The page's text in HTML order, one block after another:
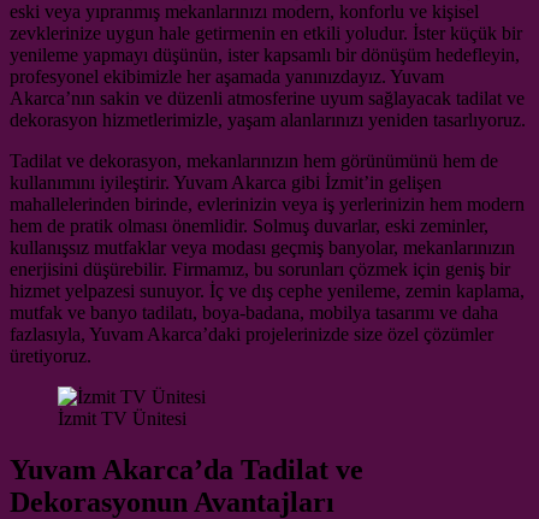
eski veya yıpranmış mekanlarınızı modern, konforlu ve kişisel
zevklerinize uygun hale getirmenin en etkili yoludur. İster küçük bir
yenileme yapmayı düşünün, ister kapsamlı bir dönüşüm hedefleyin,
profesyonel ekibimizle her aşamada yanınızdayız. Yuvam
Akarca’nın sakin ve düzenli atmosferine uyum sağlayacak tadilat ve
dekorasyon hizmetlerimizle, yaşam alanlarınızı yeniden tasarlıyoruz.
Tadilat ve dekorasyon, mekanlarınızın hem görünümünü hem de
kullanımını iyileştirir. Yuvam Akarca gibi İzmit’in gelişen
mahallelerinden birinde, evlerinizin veya iş yerlerinizin hem modern
hem de pratik olması önemlidir. Solmuş duvarlar, eski zeminler,
kullanışsız mutfaklar veya modası geçmiş banyolar, mekanlarınızın
enerjisini düşürebilir. Firmamız, bu sorunları çözmek için geniş bir
hizmet yelpazesi sunuyor. İç ve dış cephe yenileme, zemin kaplama,
mutfak ve banyo tadilatı, boya-badana, mobilya tasarımı ve daha
fazlasıyla, Yuvam Akarca’daki projelerinizde size özel çözümler
üretiyoruz.
İzmit TV Ünitesi
Yuvam Akarca’da Tadilat ve
Dekorasyonun Avantajları